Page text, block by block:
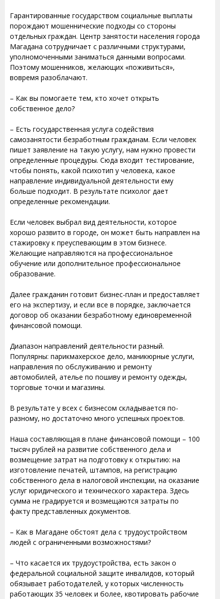
Гарантированные государством социальные выплаты
порождают мошеннические подходы со стороны
отдельных граждан. Центр занятости населения города
Магадана сотрудничает с различными структурами,
уполномоченными заниматься данными вопросами.
Поэтому мошенников, желающих «поживиться»,
вовремя разоблачают.
– Как вы помогаете тем, кто хочет открыть
собственное дело?
– Есть государственная услуга содействия
самозанятости безработным гражданам. Если человек
пишет заявление на такую услугу, нам нужно провести
определенные процедуры. Сюда входит тестирование,
чтобы понять, какой психотип у человека, какое
направление индивидуальной деятельности ему
больше подходит. В результате психолог дает
определенные рекомендации.
Если человек выбрал вид деятельности, которое
хорошо развито в городе, он может быть направлен на
стажировку к преуспевающим в этом бизнесе.
Желающие направляются на профессиональное
обучение или дополнительное профессиональное
образование.
Далее гражданин готовит бизнес-план и предоставляет
его на экспертизу, и если все в порядке, заключается
договор об оказании безработному единовременной
финансовой помощи.
Диапазон направлений деятельности разный.
Популярны: парикмахерское дело, маникюрные услуги,
направления по обслуживанию и ремонту
автомобилей, ателье по пошиву и ремонту одежды,
торговые точки и магазины.
В результате у всех с бизнесом складывается по-
разному, но достаточно много успешных проектов.
Наша составляющая в плане финансовой помощи – 100
тысяч рублей на развитие собственного дела и
возмещение затрат на подготовку к открытию: на
изготовление печатей, штампов, на регистрацию
собственного дела в налоговой инспекции, на оказание
услуг юридического и технического характера. Здесь
сумма не градируется и возмещаются затраты по
факту представленных документов.
– Как в Магадане обстоят дела с трудоустройством
людей с ограниченными возможностями?
– Что касается их трудоустройства, есть закон о
федеральной социальной защите инвалидов, который
обязывает работодателей, у которых численность
работающих 35 человек и более, квотировать рабочие